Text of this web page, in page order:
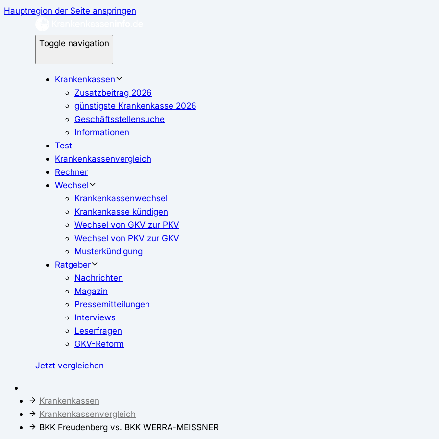
Hauptregion der Seite anspringen
Toggle navigation
Krankenkassen
Zusatzbeitrag 2026
günstigste Krankenkasse 2026
Geschäftsstellensuche
Informationen
Test
Krankenkassenvergleich
Rechner
Wechsel
Krankenkassenwechsel
Krankenkasse kündigen
Wechsel von GKV zur PKV
Wechsel von PKV zur GKV
Musterkündigung
Ratgeber
Nachrichten
Magazin
Pressemitteilungen
Interviews
Leserfragen
GKV-Reform
Jetzt vergleichen
Krankenkassen
Krankenkassenvergleich
BKK Freudenberg vs. BKK WERRA-MEISSNER